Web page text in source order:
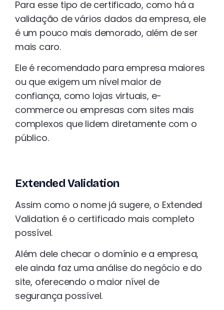
Para esse tipo de certificado, como há a
validação de vários dados da empresa, ele
é um pouco mais demorado, além de ser
mais caro.
Ele é recomendado para empresa maiores
ou que exigem um nível maior de
confiança, como lojas virtuais, e-
commerce ou empresas com sites mais
complexos que lidem diretamente com o
público.
Extended Validation
Assim como o nome já sugere, o Extended
Validation é o certificado mais completo
possível.
Além dele checar o domínio e a empresa,
ele ainda faz uma análise do negócio e do
site, oferecendo o maior nível de
segurança possível.